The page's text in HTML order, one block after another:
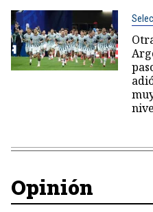
Opinión